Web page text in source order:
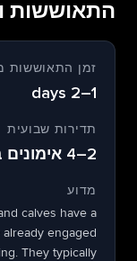
התאוששות
זמן התאוששות
1–2 days
תדירות שבועית
2–4 אימונים בשבוע
מדוע
calves have a
engaged
They typically